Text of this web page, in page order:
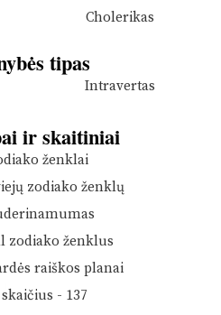
Cholerikas
tipas
Intravertas
ir skaitiniai
ženklai
zodiako ženklų
zodiako ženklus
raiškos planai
- 137